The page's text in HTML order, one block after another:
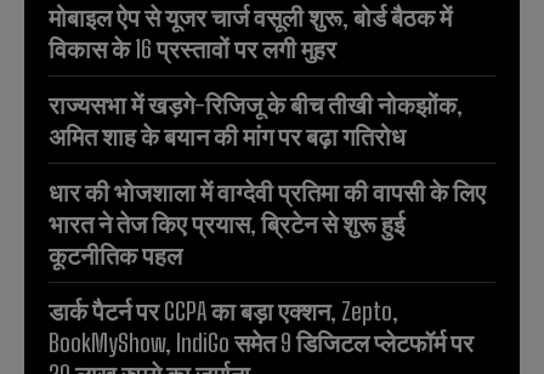
मोबाइल ऐप से यूजर चार्ज वसूली शुरू, बोर्ड बैठक में
विकास के 16 प्रस्तावों पर लगी मुहर
राज्यसभा में खड़गे-रिजिजू के बीच तीखी नोकझोंक,
अमित शाह के बयान की मांग पर बढ़ा गतिरोध
धार की भोजशाला में वाग्देवी प्रतिमा की वापसी के लिए
भारत ने तेज किए प्रयास, ब्रिटेन से शुरू हुई
कूटनीतिक पहल
डार्क पैटर्न पर CCPA का बड़ा एक्शन, Zepto,
BookMyShow, IndiGo समेत 9 डिजिटल प्लेटफॉर्म पर